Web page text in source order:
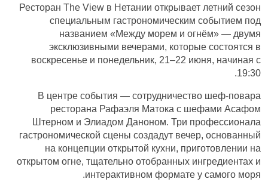
Ресторан The View в Нетании открывает летний сезон
специальным гастрономическим событием под
названием «Между морем и огнём» — двумя
эксклюзивными вечерами, которые состоятся в
воскресенье и понедельник, 21–22 июня, начиная с
19:30.
В центре события — сотрудничество шеф-повара
ресторана Рафаэля Матока с шефами Асафом
Штерном и Элиадом Даноном. Три профессионала
гастрономической сцены создадут вечер, основанный
на концепции открытой кухни, приготовлении на
открытом огне, тщательно отобранных ингредиентах и
интерактивном формате у самого моря.